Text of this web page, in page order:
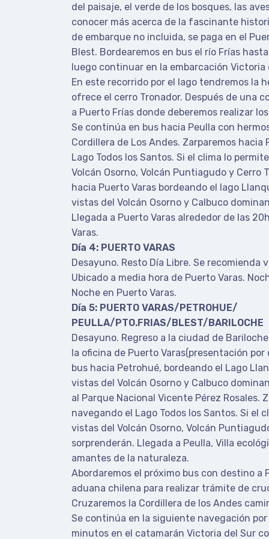
del paisaje, el verde de los bosques, las
conocer más acerca de la fascinante
de embarque no incluida, se paga en el
Blest. Bordearemos en bus el río Frías
luego continuar en la embarcación Victoria
En este recorrido por el lago tendremos la
ofrece el cerro Tronador. Después de una
a Puerto Frías donde deberemos realizar
Se continúa en bus hacia Peulla con
Cordillera de Los Andes. Zarparemos
Lago Todos los Santos. Si el clima lo
Volcán Osorno, Volcán Puntiagudo y Cerro
hacia Puerto Varas bordeando el lago
vistas del Volcán Osorno y Calbuco
Llegada a Puerto Varas alrededor de las
Varas.
Día 4: PUERTO VARAS
Desayuno. Resto Día Libre. Se recomienda
Ubicado a media hora de Puerto Varas.
Noche en Puerto Varas.
Día 5: PUERTO VARAS/PETROHUE/
PEULLA/PTO.FRIAS/BLEST/BARILOCHE
Desayuno. Regreso a la ciudad de
la oficina de Puerto Varas(presentación
bus hacia Petrohué, bordeando el Lago
vistas del Volcán Osorno y Calbuco
al Parque Nacional Vicente Pérez Rosales.
navegando el Lago Todos los Santos. Si el
vistas del Volcán Osorno, Volcán
sorprenderán. Llegada a Peulla, Villa
amantes de la naturaleza.
Abordaremos el próximo bus con destino a
aduana chilena para realizar trámite de
Cruzaremos la Cordillera de los Andes
Se continúa en la siguiente navegación por
minutos en el catamarán Victoria del Sur